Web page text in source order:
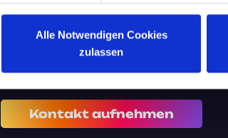
Alle Notwendigen Cookies
zulassen
Kontakt aufnehmen